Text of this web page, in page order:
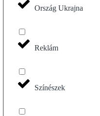
Ország Ukrajna
Reklám
Színészek